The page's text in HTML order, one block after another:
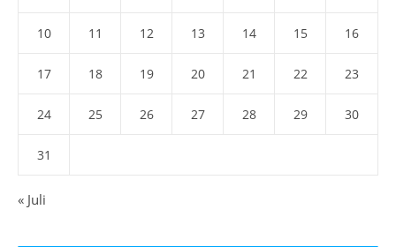
10 11 12 13 14 15 16
17 18 19 20 21 22 23
24 25 26 27 28 29 30
31
« Juli